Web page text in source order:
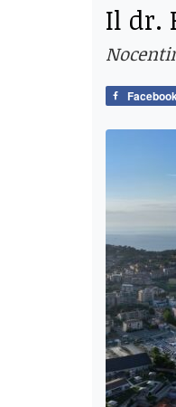
Il dr.